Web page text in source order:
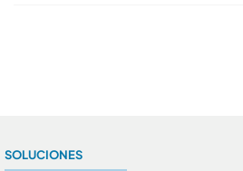
SOLUCIONES